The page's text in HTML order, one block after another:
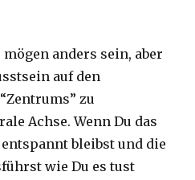
anders sein, aber
auf den
zu
Achse. Wenn Du das
bleibst und die
wie Du es tust